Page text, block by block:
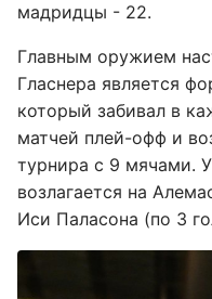
мадридцы - 22.
Главным оружием
Гласнера является
который забивал в
матчей плей-офф и
турнира с 9 мячами.
возлагается на
Иси Паласона (по 3